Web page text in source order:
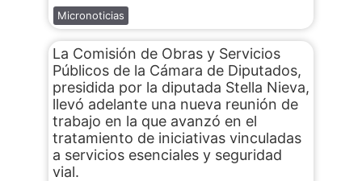
Micronoticias
La Comisión de Obras y Servicios
Públicos de la Cámara de Diputados,
presidida por la diputada Stella Nieva,
llevó adelante una nueva reunión de
trabajo en la que avanzó en el
tratamiento de iniciativas vinculadas
a servicios esenciales y seguridad
vial.